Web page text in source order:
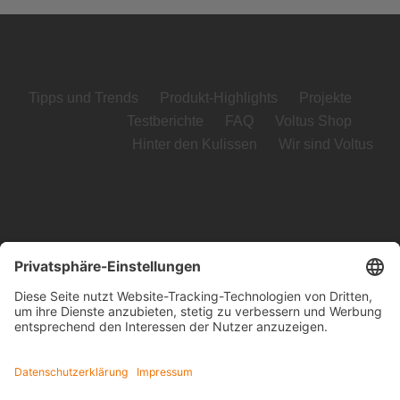
Tipps und Trends Produkt-Highlights
Projekte
Testberichte
FAQ
Voltus Shop
Hinter den Kulissen
Wir sind Voltus
Voltus GmbH
Loog 7, 23611 Bad Schwartau
Telefon: +49 (0) 451 989 03-0
www.voltus.de